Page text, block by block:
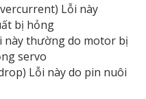
Lỗi này
bị hỏng
này thường do motor bị
servo
Lỗi này do pin nuôi